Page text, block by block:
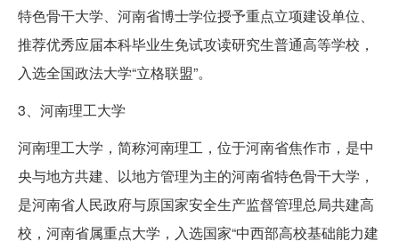
特色骨干大学、河南省博士学位授予重点立项建设单位、
推荐优秀应届本科毕业生免试攻读研究生普通高等学校，
入选全国政法大学“立格联盟”。
3、河南理工大学
河南理工大学，简称河南理工，位于河南省焦作市，是中
央与地方共建、以地方管理为主的河南省特色骨干大学，
是河南省人民政府与原国家安全生产监督管理总局共建高
校，河南省属重点大学，入选国家“中西部高校基础能力建